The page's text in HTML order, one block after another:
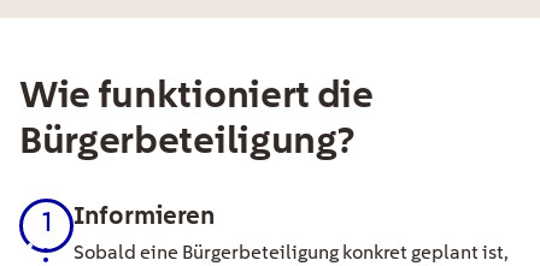
Wie funktioniert die
Bürgerbeteiligung?
1 Informieren
Sobald eine Bürgerbeteiligung konkret geplant ist,